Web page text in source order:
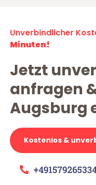
Unverbindlicher
Minuten!
Jetzt
anfragen
Augsburg
Kostenlos &